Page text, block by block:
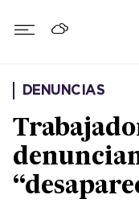
DENUNCIAS